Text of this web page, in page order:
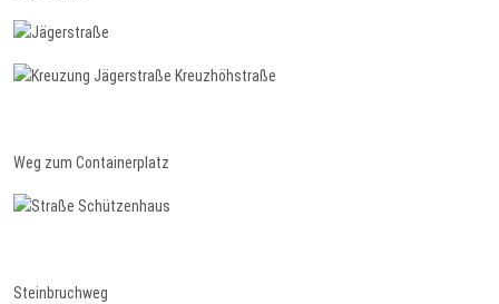
Weg zum Containerplatz
Steinbruchweg